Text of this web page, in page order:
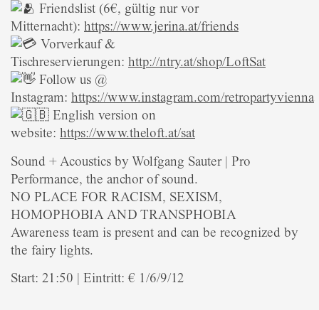
Friendslist (6€, gültig nur vor
Mitternacht): https://www.jerina.at/friends
Vorverkauf &
Tischreservierungen: http://ntry.at/shop/LoftSat
Follow us @
Instagram: https://www.instagram.com/retropartyvienna
English version on
website: https://www.theloft.at/sat
Sound + Acoustics by Wolfgang Sauter | Pro
Performance, the anchor of sound.
NO PLACE FOR RACISM, SEXISM,
HOMOPHOBIA AND TRANSPHOBIA
Awareness team is present and can be recognized by
the fairy lights.
Start: 21:50 | Eintritt: € 1/6/9/12